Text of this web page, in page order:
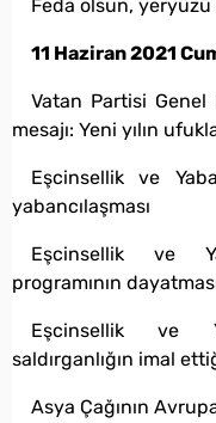
Feda olsun, yeryüzü
11 Haziran 2021
Vatan Partisi Genel
mesajı: Yeni yılın
Eşcinsellik ve
yabancılaşması
Eşcinsellik ve
programının
Eşcinsellik ve
saldırganlığın imal
Asya Çağının